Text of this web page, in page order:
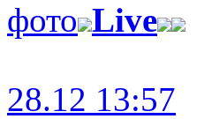
фото Live
28.12 13:57